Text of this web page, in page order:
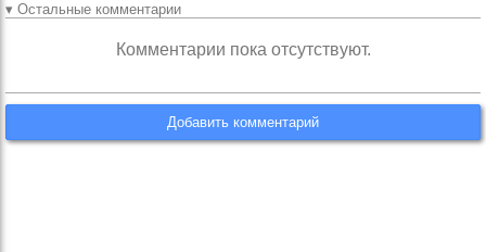
▾ Остальные комментарии
Комментарии пока отсутствуют.
Добавить комментарий